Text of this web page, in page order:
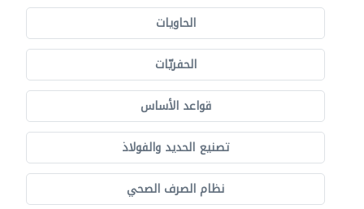
الحاويات
الحفريّات
قواعد الأساس
تصنيع الحديد والفولاذ
نظام الصرف الصحي